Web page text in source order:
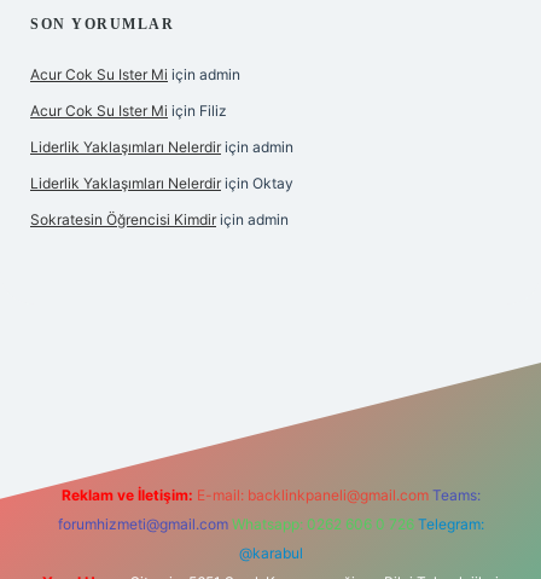
SON YORUMLAR
Acur Cok Su Ister Mi için admin
Acur Cok Su Ister Mi için Filiz
Liderlik Yaklaşımları Nelerdir için admin
Liderlik Yaklaşımları Nelerdir için Oktay
Sokratesin Öğrencisi Kimdir için admin
Reklam ve İletişim: E-mail: backlinkpaneli@gmail.com Teams:
forumhizmeti@gmail.com Whatsapp: 0262 606 0 726 Telegram:
@karabul